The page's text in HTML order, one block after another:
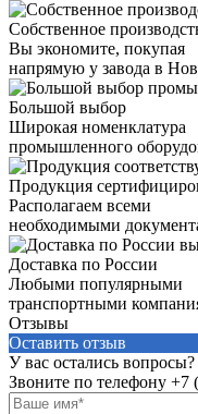
Собственное
Вы экономите, покупая
напрямую у завода в
Большой выбор
Широкая номенклатура
промышленного
Продукция
Располагаем всеми
необходимыми
Доставка по России
Любыми популярными
транспортными
Отзывы
Оставить отзыв
У вас остались вопросы?
Звоните по телефону +7